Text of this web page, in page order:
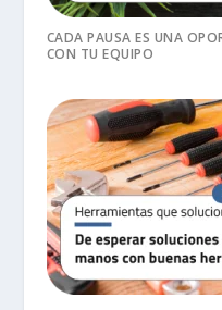
CADA PAUSA ES UNA
CON TU EQUIPO